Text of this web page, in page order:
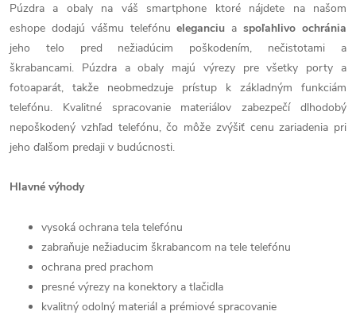
Púzdra a obaly na váš smartphone ktoré nájdete na našom
eshope dodajú vášmu telefónueleganciu aspoľahlivo ochránia
jeho telo pred nežiadúcim poškodením, nečistotami a
škrabancami. Púzdra a obaly majú výrezy pre všetky porty a
fotoaparát, takže neobmedzuje prístup k základným funkciám
telefónu. Kvalitné spracovanie materiálov zabezpečí dlhodobý
nepoškodený vzhľad telefónu, čo môže zvýšiť cenu zariadenia pri
jeho ďalšom predaji v budúcnosti.
Hlavné výhody
vysoká ochrana tela telefónu
zabraňuje nežiaducim škrabancom na tele telefónu
ochrana pred prachom
presné výrezy na konektory a tlačidla
kvalitný odolný materiál a prémiové spracovanie